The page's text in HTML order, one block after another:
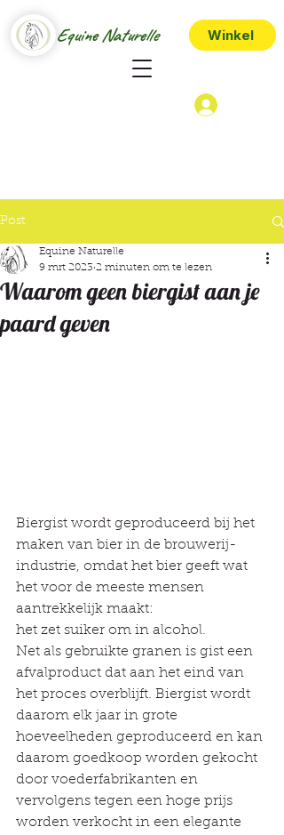
Equine Naturelle Winkel
Post
Waarom geen biergist aan je
paard geven
Equine Naturelle
9 mrt 2023 2 minuten om te lezen
Biergist wordt geproduceerd bij het
maken van bier in de brouwerij-
industrie, omdat het bier geeft wat
het voor de meeste mensen
aantrekkelijk maakt:
het zet suiker om in alcohol.
Net als gebruikte granen is gist een
afvalproduct dat aan het eind van
het proces overblijft. Biergist wordt
daarom elk jaar in grote
hoeveelheden geproduceerd en kan
daarom goedkoop worden gekocht
door voederfabrikanten en
vervolgens tegen een hoge prijs
worden verkocht in een elegante